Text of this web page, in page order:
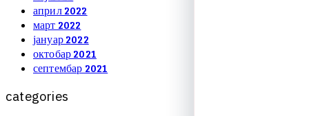
април 2022
март 2022
јануар 2022
октобар 2021
септембар 2021
categories